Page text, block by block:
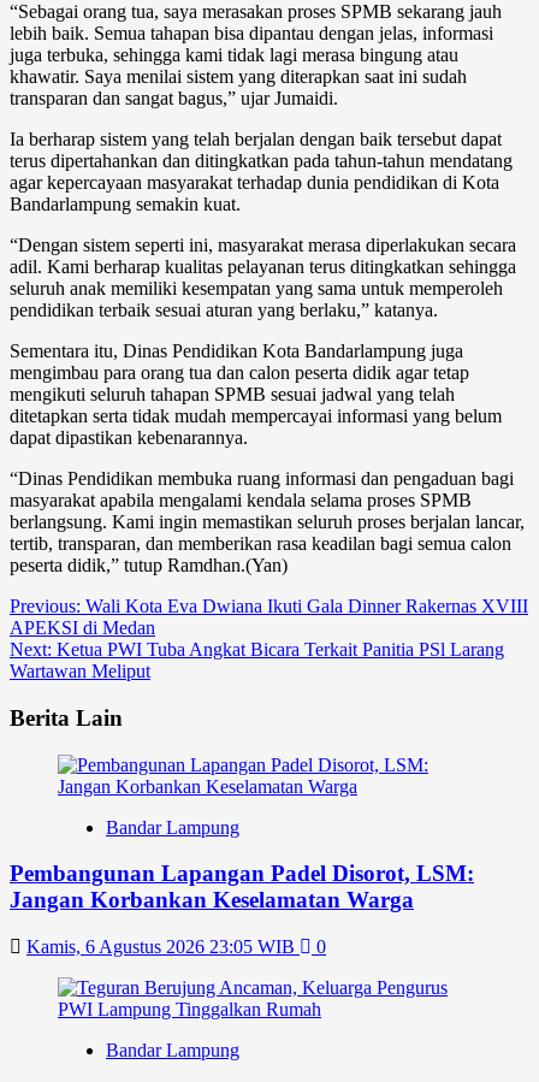
“Sebagai orang tua, saya merasakan proses SPMB sekarang jauh
lebih baik. Semua tahapan bisa dipantau dengan jelas, informasi
juga terbuka, sehingga kami tidak lagi merasa bingung atau
khawatir. Saya menilai sistem yang diterapkan saat ini sudah
transparan dan sangat bagus,” ujar Jumaidi.
Ia berharap sistem yang telah berjalan dengan baik tersebut dapat
terus dipertahankan dan ditingkatkan pada tahun-tahun mendatang
agar kepercayaan masyarakat terhadap dunia pendidikan di Kota
Bandarlampung semakin kuat.
“Dengan sistem seperti ini, masyarakat merasa diperlakukan secara
adil. Kami berharap kualitas pelayanan terus ditingkatkan sehingga
seluruh anak memiliki kesempatan yang sama untuk memperoleh
pendidikan terbaik sesuai aturan yang berlaku,” katanya.
Sementara itu, Dinas Pendidikan Kota Bandarlampung juga
mengimbau para orang tua dan calon peserta didik agar tetap
mengikuti seluruh tahapan SPMB sesuai jadwal yang telah
ditetapkan serta tidak mudah mempercayai informasi yang belum
dapat dipastikan kebenarannya.
“Dinas Pendidikan membuka ruang informasi dan pengaduan bagi
masyarakat apabila mengalami kendala selama proses SPMB
berlangsung. Kami ingin memastikan seluruh proses berjalan lancar,
tertib, transparan, dan memberikan rasa keadilan bagi semua calon
peserta didik,” tutup Ramdhan.(Yan)
Post
navigation
Previous: Wali Kota Eva Dwiana Ikuti Gala Dinner Rakernas XVIII
APEKSI di Medan
Next: Ketua PWI Tuba Angkat Bicara Terkait Panitia PSl Larang
Wartawan Meliput
Berita Lain
Bandar Lampung
Pembangunan Lapangan Padel Disorot, LSM:
Jangan Korbankan Keselamatan Warga
Kamis, 6 Agustus 2026 23:05 WIB 0
Bandar Lampung